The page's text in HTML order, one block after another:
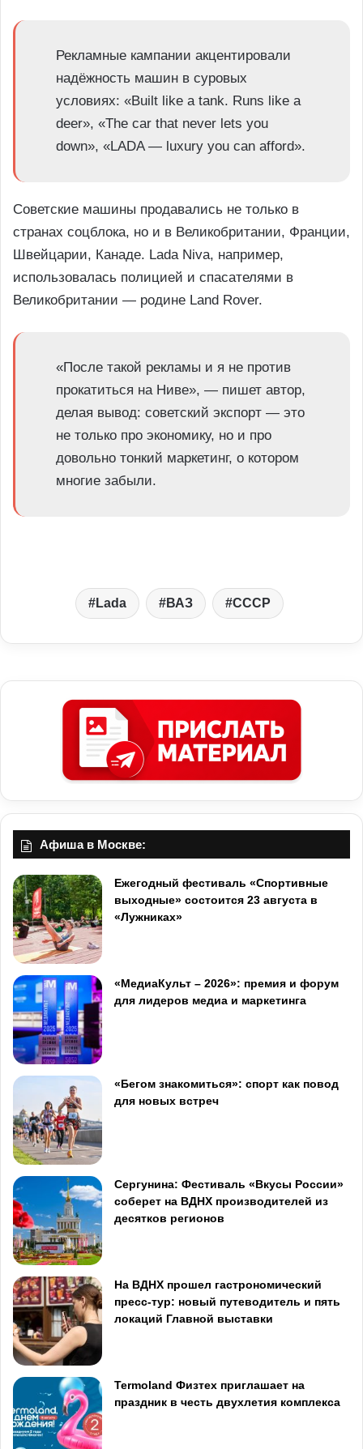
Рекламные кампании акцентировали
надёжность машин в суровых
условиях: «Built like a tank. Runs like a
deer», «The car that never lets you
down», «LADA — luxury you can afford».
Советские машины продавались не только в
странах соцблока, но и в Великобритании, Франции,
Швейцарии, Канаде. Lada Niva, например,
использовалась полицией и спасателями в
Великобритании — родине Land Rover.
«После такой рекламы и я не против
прокатиться на Ниве», — пишет автор,
делая вывод: советский экспорт — это
не только про экономику, но и про
довольно тонкий маркетинг, о котором
многие забыли.
Lada ВАЗ СССР
Афиша в Москве:
Ежегодный фестиваль «Спортивные
выходные» состоится 23 августа в
«Лужниках»
«МедиаКульт – 2026»: премия и форум
для лидеров медиа и маркетинга
«Бегом знакомиться»: спорт как повод
для новых встреч
Сергунина: Фестиваль «Вкусы России»
соберет на ВДНХ производителей из
десятков регионов
На ВДНХ прошел гастрономический
пресс-тур: новый путеводитель и пять
локаций Главной выставки
Termoland Физтех приглашает на
праздник в честь двухлетия комплекса